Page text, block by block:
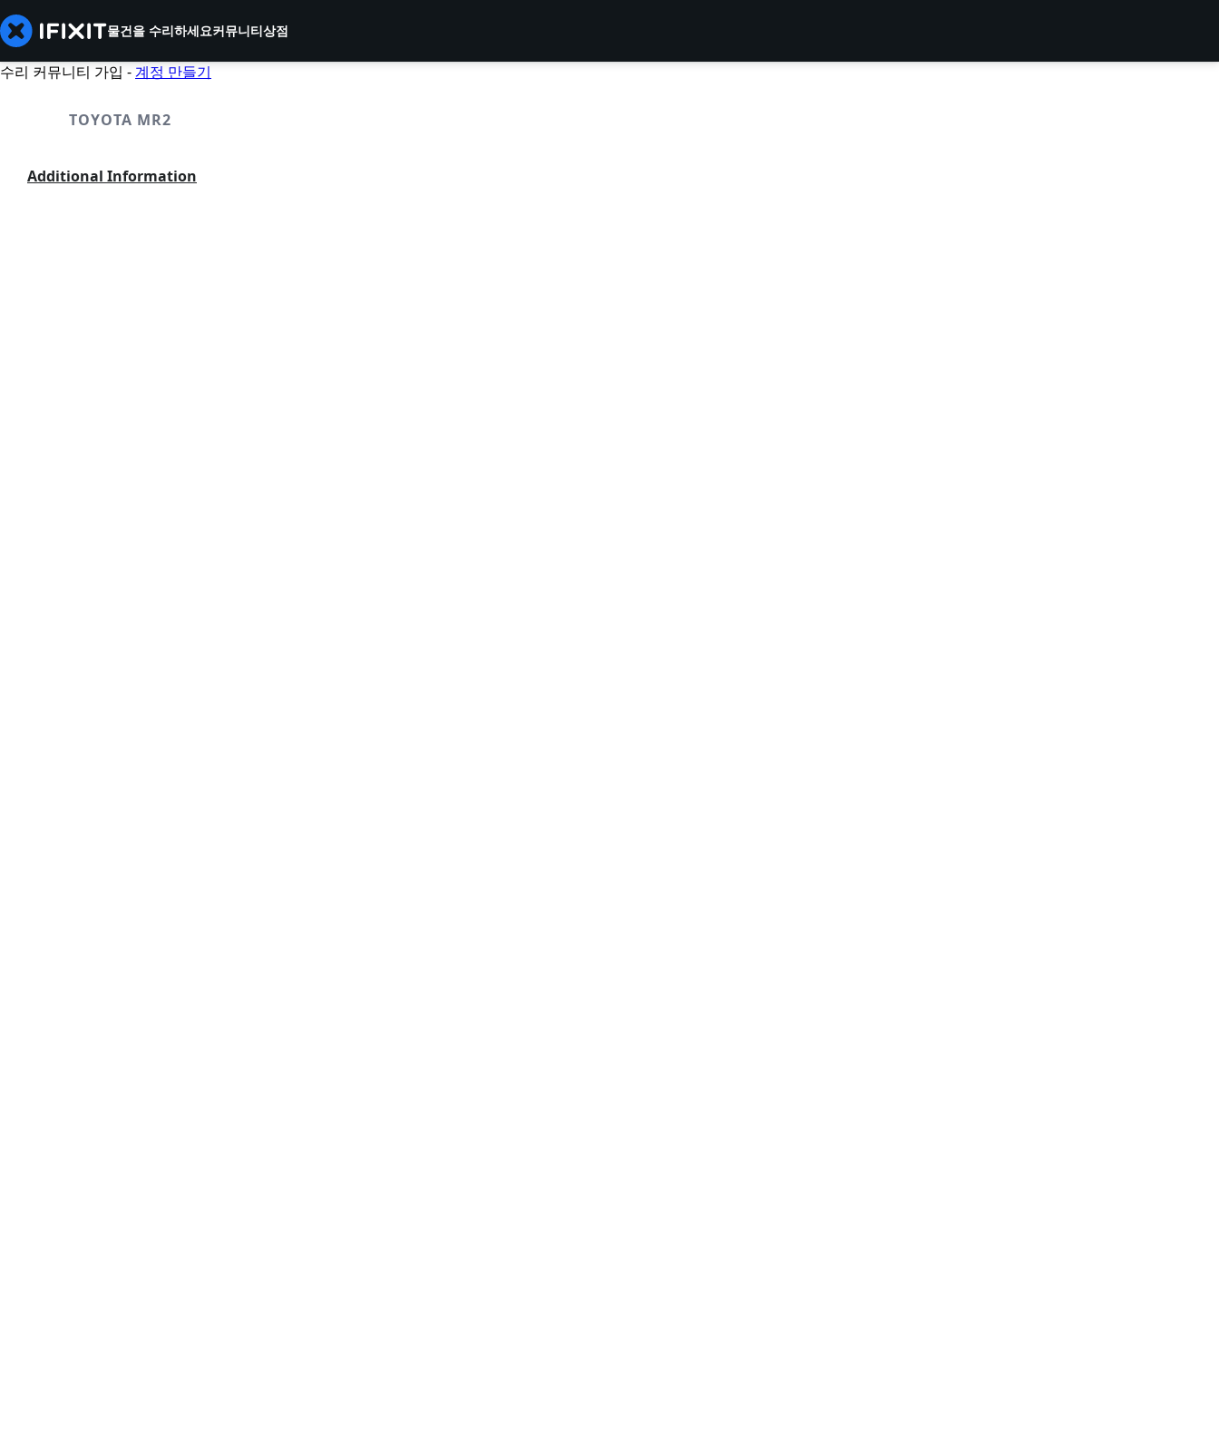
물건을 수리하세요커뮤니티상점
수리 커뮤니티 가입 -계정 만들기
TOYOTA MR2
Additional Information